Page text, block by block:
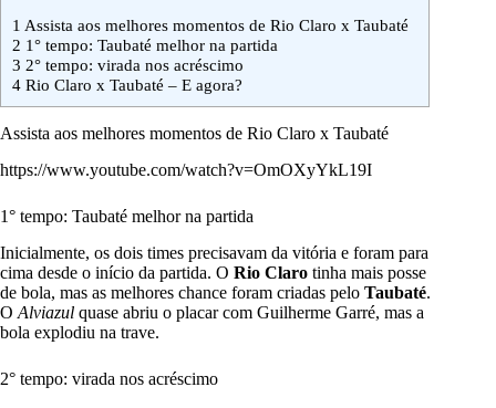
1 Assista aos melhores momentos de Rio Claro x Taubaté
2 1° tempo: Taubaté melhor na partida
3 2° tempo: virada nos acréscimo
4 Rio Claro x Taubaté – E agora?
Assista aos melhores momentos de Rio Claro x Taubaté
https://www.youtube.com/watch?v=OmOXyYkL19I
1° tempo: Taubaté melhor na partida
Inicialmente, os dois times precisavam da vitória e foram para
cima desde o início da partida. O Rio Claro tinha mais posse
de bola, mas as melhores chance foram criadas pelo Taubaté.
O Alviazul quase abriu o placar com Guilherme Garré, mas a
bola explodiu na trave.
2° tempo: virada nos acréscimo